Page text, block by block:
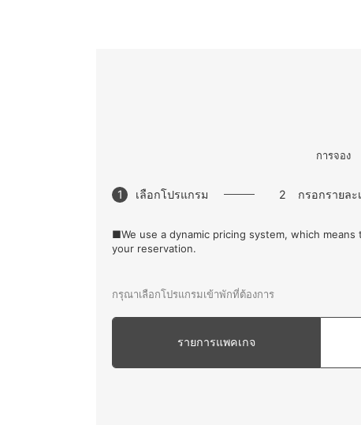
การจอง
1 เลือกโปรแกรม 2 กรอกรายละ
■We use a dynamic pricing system, which
your reservation.
กรุณาเลือกโปรแกรมเข้าพักที่ต้องการ
รายการแพคเกจ